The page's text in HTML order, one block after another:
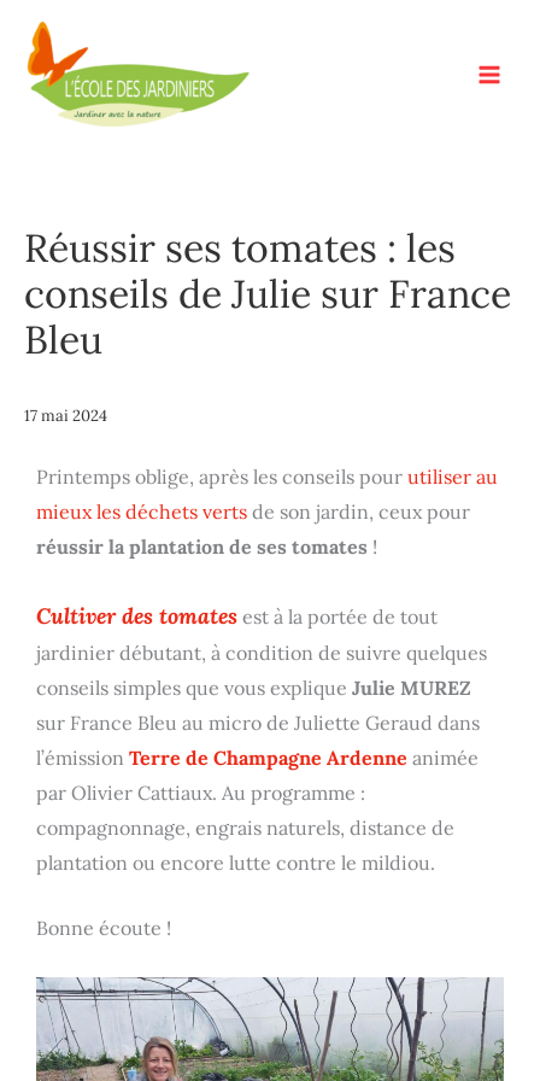
contenu
Réussir ses tomates : les
conseils de Julie sur France
Bleu
17 mai 2024
Printemps oblige, après les conseils pour utiliser au
mieux les déchets verts de son jardin, ceux pour
réussir la plantation de ses tomates !
Cultiver des tomates est à la portée de tout
jardinier débutant, à condition de suivre quelques
conseils simples que vous explique Julie MUREZ
sur France Bleu au micro de Juliette Geraud dans
l’émission Terre de Champagne Ardenne animée
par Olivier Cattiaux. Au programme :
compagnonnage, engrais naturels, distance de
plantation ou encore lutte contre le mildiou.
Bonne écoute !